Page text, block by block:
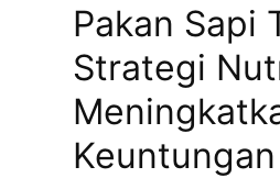
Pakan Sapi
Strategi